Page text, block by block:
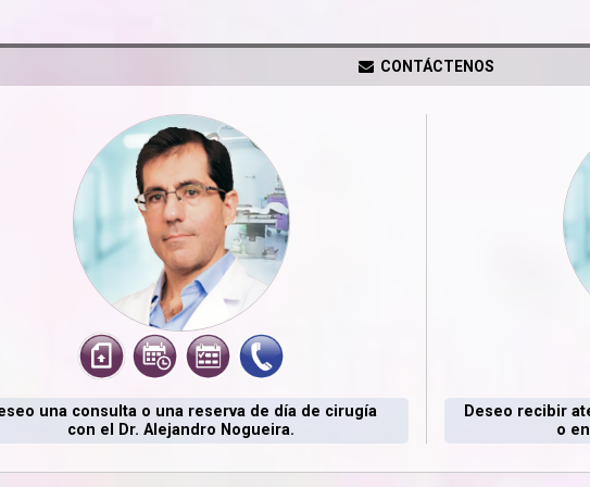
CONTÁCTENOS
una consulta o una reserva de día de cirugía
con el Dr. Alejandro Nogueira.
Deseo recibir
o